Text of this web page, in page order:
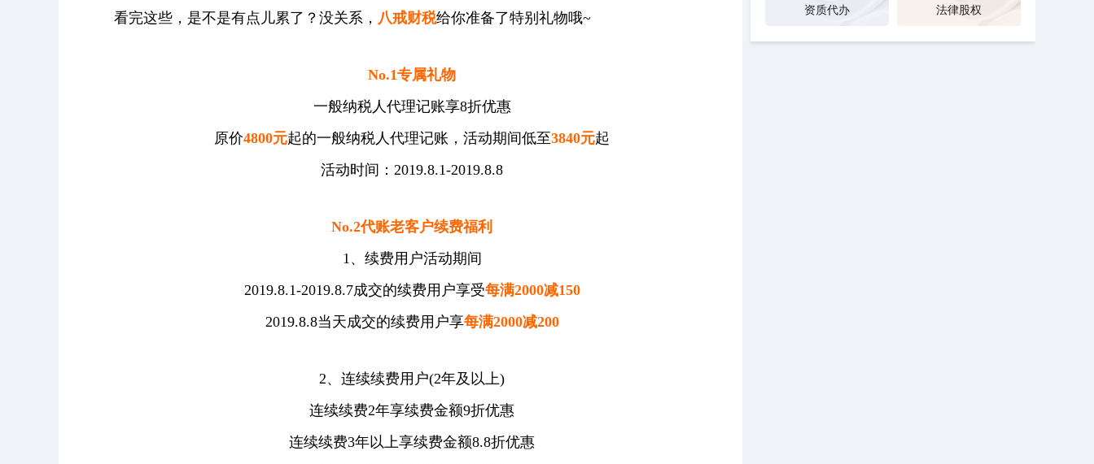
看完这些，是不是有点儿累了？没关系， 八戒财税给你准备了特别礼物哦~
No.1专属礼物
一般纳税人代理记账享8折优惠
原价4800元起的一般纳税人代理记账，活动期间低至3840元起
活动时间：2019.8.1-2019.8.8
No.2代账老客户续费福利
1、续费用户活动期间
2019.8.1-2019.8.7成交的续费用户享受每满2000减150
2019.8.8当天成交的续费用户享每满2000减200
2、连续续费用户(2年及以上)
连续续费2年享续费金额9折优惠
连续续费3年以上享续费金额8.8折优惠
资质代办 法律股权